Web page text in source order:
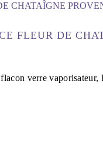
CHATAÎGNE
FLEUR DE
verre